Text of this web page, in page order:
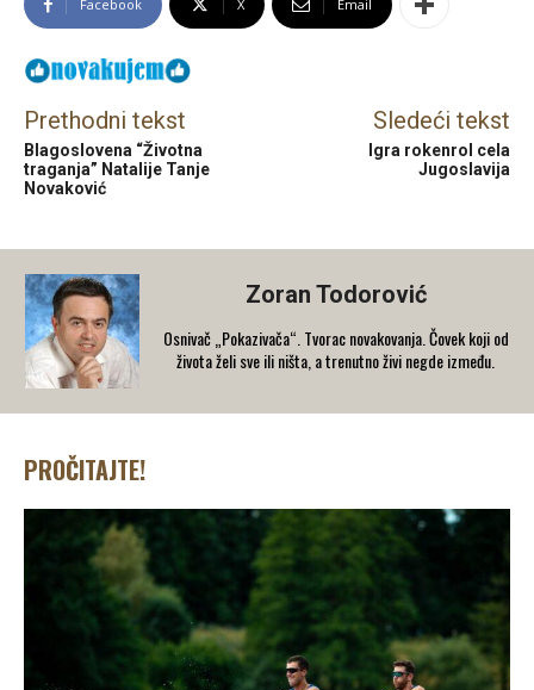
Facebook X Email
Prethodni tekst
Blagoslovena “Životna
traganja” Natalije Tanje
Novaković
Sledeći tekst
Igra rokenrol cela
Jugoslavija
Zoran Todorović
Osnivač „Pokazivača“. Tvorac novakovanja. Čovek koji od
života želi sve ili ništa, a trenutno živi negde između.
PROČITAJTE!